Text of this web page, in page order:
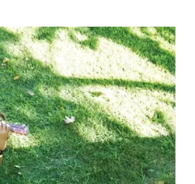
mental
escritas para
um registro pessoal
momentos de
campanhas